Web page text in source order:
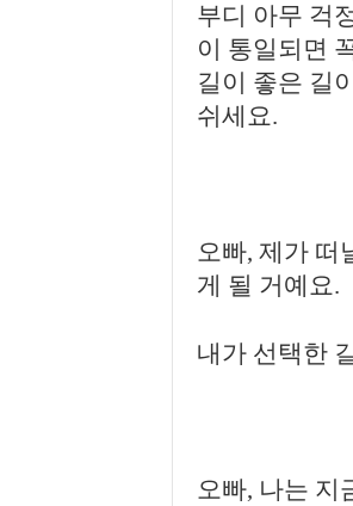
부디 아무 걱
이 통일되면
길이 좋은 길
쉬세요.
오빠, 제가 떠
게 될 거예요.
내가 선택한
오빠, 나는 지